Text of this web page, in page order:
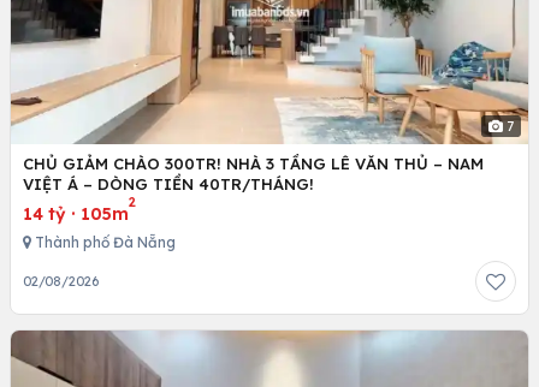
7
CHỦ GIẢM CHÀO 300TR! NHÀ 3 TẦNG LÊ VĂN THỦ – NAM
VIỆT Á – DÒNG TIỀN 40TR/THÁNG!
14 tỷ · 105m
2
Thành phố Đà Nẵng
02/08/2026